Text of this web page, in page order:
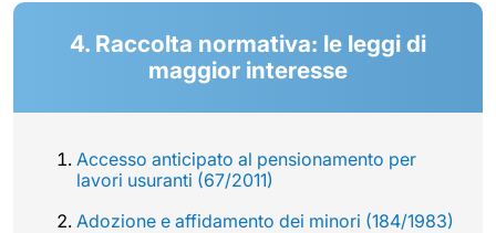
4. Raccolta normativa: le leggi di
maggior interesse
Accesso anticipato al pensionamento per
lavori usuranti (67/2011)
Adozione e affidamento dei minori (184/1983)